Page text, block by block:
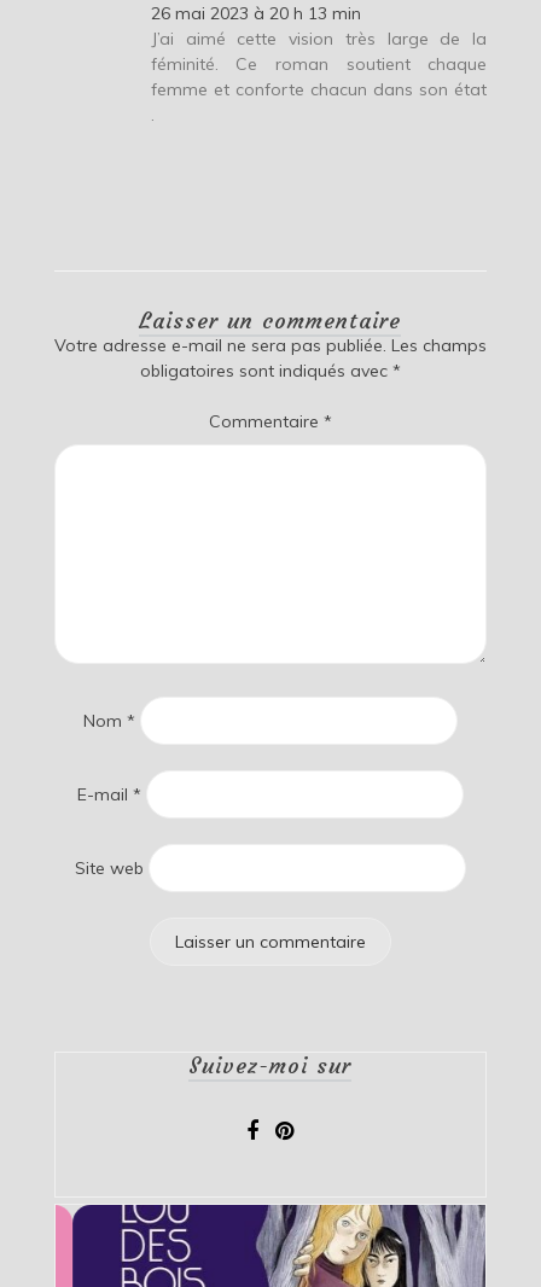
26 mai 2023 à 20 h 13 min
J’ai aimé cette vision très large de la
féminité. Ce roman soutient chaque
femme et conforte chacun dans son état
.
Laisser un commentaire
Votre adresse e-mail ne sera pas publiée. Les champs
obligatoires sont indiqués avec *
Commentaire *
Nom *
E-mail *
Site web
Suivez-moi sur